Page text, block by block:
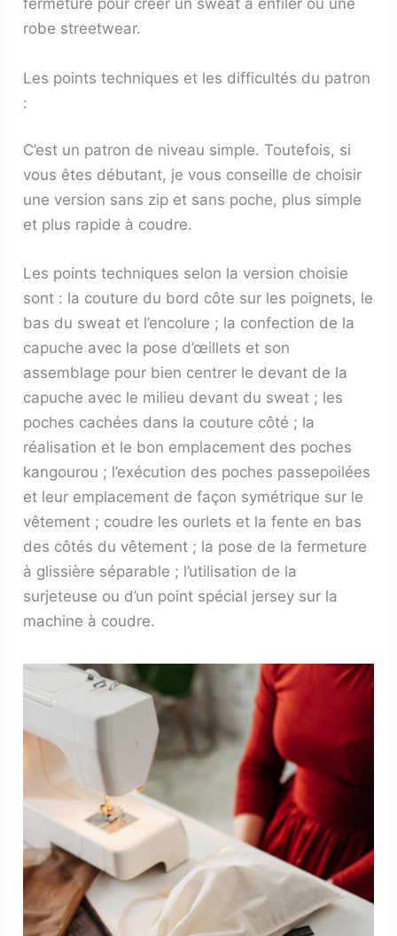
fermeture pour créer un sweat à enfiler ou une
robe streetwear.
Les points techniques et les difficultés du patron
:
C’est un patron de niveau simple. Toutefois, si
vous êtes débutant, je vous conseille de choisir
une version sans zip et sans poche, plus simple
et plus rapide à coudre.
Les points techniques selon la version choisie
sont : la couture du bord côte sur les poignets, le
bas du sweat et l’encolure ; la confection de la
capuche avec la pose d’œillets et son
assemblage pour bien centrer le devant de la
capuche avec le milieu devant du sweat ; les
poches cachées dans la couture côté ; la
réalisation et le bon emplacement des poches
kangourou ; l’exécution des poches passepoilées
et leur emplacement de façon symétrique sur le
vêtement ; coudre les ourlets et la fente en bas
des côtés du vêtement ; la pose de la fermeture
à glissière séparable ; l’utilisation de la
surjeteuse ou d’un point spécial jersey sur la
machine à coudre.